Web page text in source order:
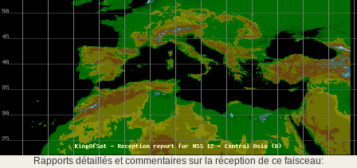
Rapports détaillés et commentaires sur la réception de ce faisceau: